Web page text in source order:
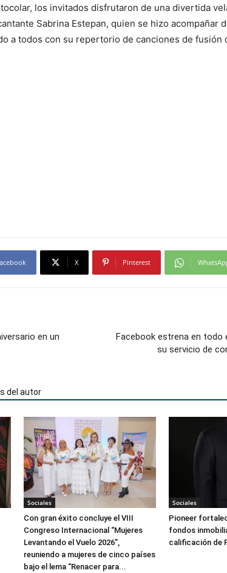
los invitados disfrutaron de una divertida
Sabrina Estepan, quien se hizo acompañar
a todos con su repertorio de canciones de fusión
X Pinterest
en un
Facebook estrena en todo
su servicio de
del autor
Sociales
Con gran éxito concluye el VIII
Congreso Internacional “Mujeres
Levantando el Vuelo 2026”,
reuniendo a mujeres de cinco países
bajo el lema “Renacer para...
Sociales
Pioneer
fondos
calificación de